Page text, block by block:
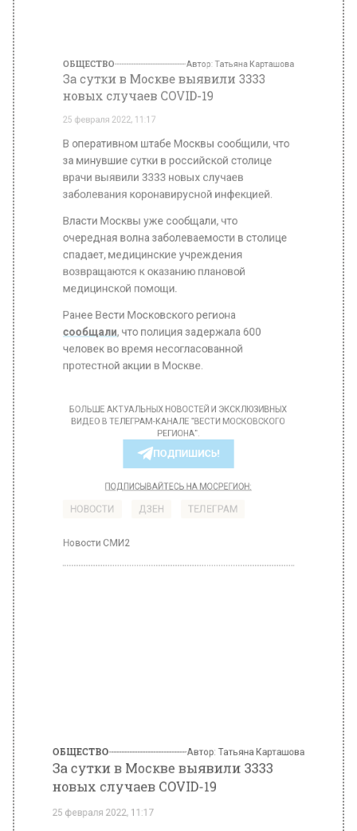
25 февраля 2022, 11:17
В оперативном штабе Москвы сообщили, что
за минувшие сутки в российской столице
врачи выявили 3333 новых случаев
заболевания коронавирусной инфекцией.
Власти Москвы уже сообщали, что
спадает, медицинские учреждения
возвращаются к оказанию плановой
медицинской помощи.
сообщали, что полиция задержала 600
человек во время несогласованной
протестной акции в Москве.
БОЛЬШЕ АКТУАЛЬНЫХ НОВОСТЕЙ И ЭКСКЛЮЗИВНЫХ
ВИДЕО В ТЕЛЕГРАМ-КАНАЛЕ "ВЕСТИ МОСКОВСКОГО
ПОДПИШИСЬ!
ПОДПИСЫВАЙТЕСЬ НА МОСРЕГИОН:
новых случаев COVID-19
25 февраля 2022, 11:17